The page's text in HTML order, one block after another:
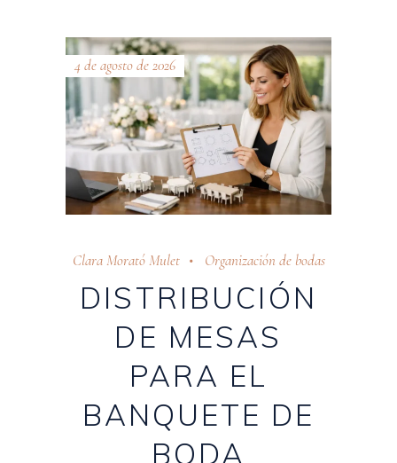
4 de agosto de 2026
Clara Morató Mulet Organización de bodas
DISTRIBUCIÓN
DE MESAS
PARA EL
BANQUETE DE
BODA